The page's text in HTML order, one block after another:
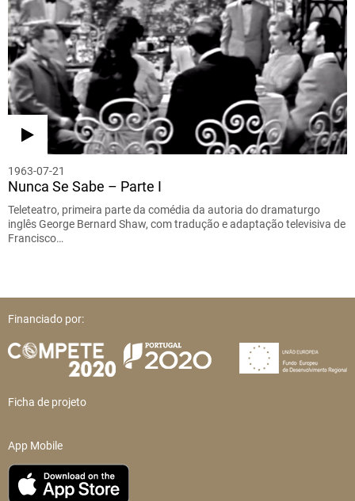
1963-07-21
Nunca Se Sabe – Parte I
Teleteatro, primeira parte da comédia da autoria do dramaturgo
inglês George Bernard Shaw, com tradução e adaptação televisiva de
Francisco…
Financiado por:
Ficha de projeto
App Mobile